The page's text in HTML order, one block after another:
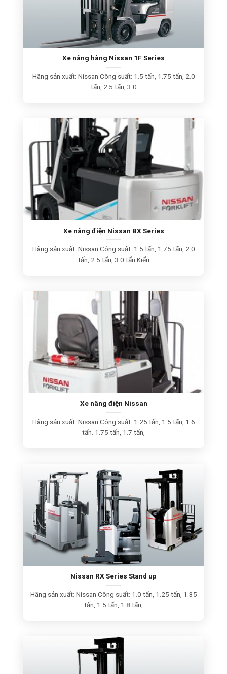
Xe nâng hàng Nissan 1F Series
Hãng sản xuất: Nissan Công suất: 1.5 tấn, 1.75 tấn, 2.0
tấn, 2.5 tấn, 3.0
Xe nâng điện Nissan BX Series
Hãng sản xuất: Nissan Công suất: 1.5 tấn, 1.75 tấn, 2.0
tấn, 2.5 tấn, 3.0 tấn Kiểu
Xe nâng điện Nissan
Hãng sản xuất: Nissan Công suất: 1.25 tấn, 1.5 tấn, 1.6
tấn. 1.75 tấn, 1.7 tấn,
Nissan RX Series Stand up
Hãng sản xuất: Nissan Công suất: 1.0 tấn, 1.25 tấn, 1.35
tấn, 1.5 tấn, 1.8 tấn,